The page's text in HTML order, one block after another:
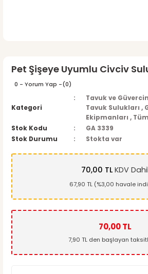
Pet Şişeye Uyumlu Civciv
0 - Yorum Yap -(0)
Kategori
Tavuk ve
Tavuk Sulukları ,
Ekipmanları ,
Stok Kodu
GA 3339
Stok Durumu
Stokta var
70,00 TL KDV Dahil
67,90 TL (%3,00 havale
70,00 TL
7,90 TL den başlayan